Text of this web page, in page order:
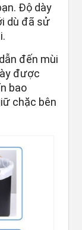
Độ dày
dù đã sử
đến mùi
được
bao
chặc bên